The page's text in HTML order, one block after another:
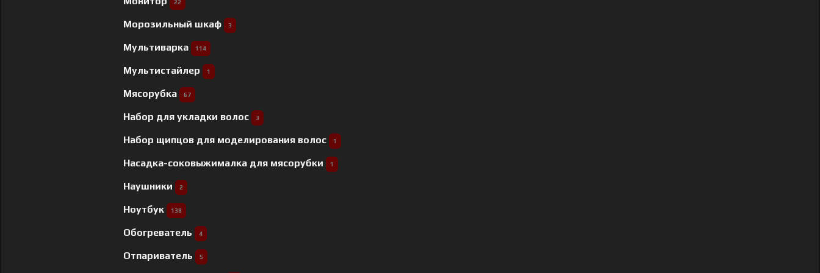
22
Морозильный шкаф 3
Мультиварка 114
Мультистайлер 1
Мясорубка 67
Набор для укладки волос 3
Набор щипцов для моделирования волос 1
Насадка-соковыжималка для мясорубки 1
Наушники 2
Ноутбук 138
Обогреватель 4
Отпариватель 5